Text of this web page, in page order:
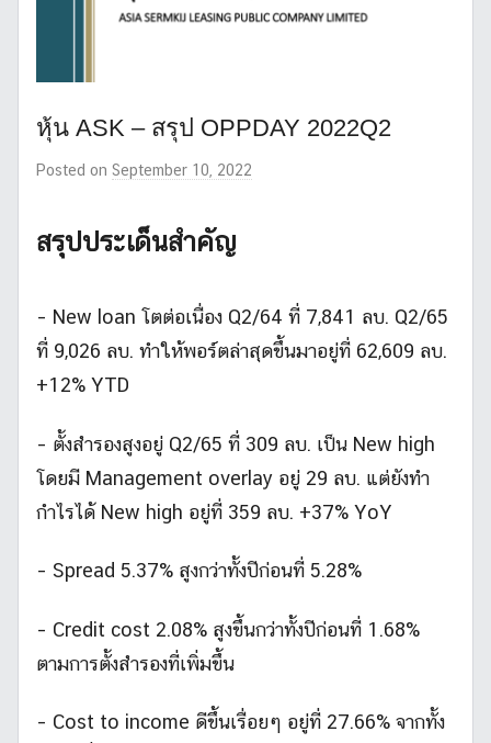
หุ้น ASK – สรุป OPPDAY 2022Q2
Posted on September 10, 2022
k
e
o
k
_
สรุปประเด็นสำคัญ
– New loan โตต่อเนื่อง Q2/64 ที่ 7,841 ลบ. Q2/65
ที่ 9,026 ลบ. ทำให้พอร์ตล่าสุดขึ้นมาอยู่ที่ 62,609 ลบ.
+12% YTD
– ตั้งสำรองสูงอยู่ Q2/65 ที่ 309 ลบ. เป็น New high
โดยมี Management overlay อยู่ 29 ลบ. แต่ยังทำ
กำไรได้ New high อยู่ที่ 359 ลบ. +37% YoY
– Spread 5.37% สูงกว่าทั้งปีก่อนที่ 5.28%
– Credit cost 2.08% สูงขึ้นกว่าทั้งปีก่อนที่ 1.68%
ตามการตั้งสำรองที่เพิ่มขึ้น
– Cost to income ดีขึ้นเรื่อยๆ อยู่ที่ 27.66% จากทั้ง